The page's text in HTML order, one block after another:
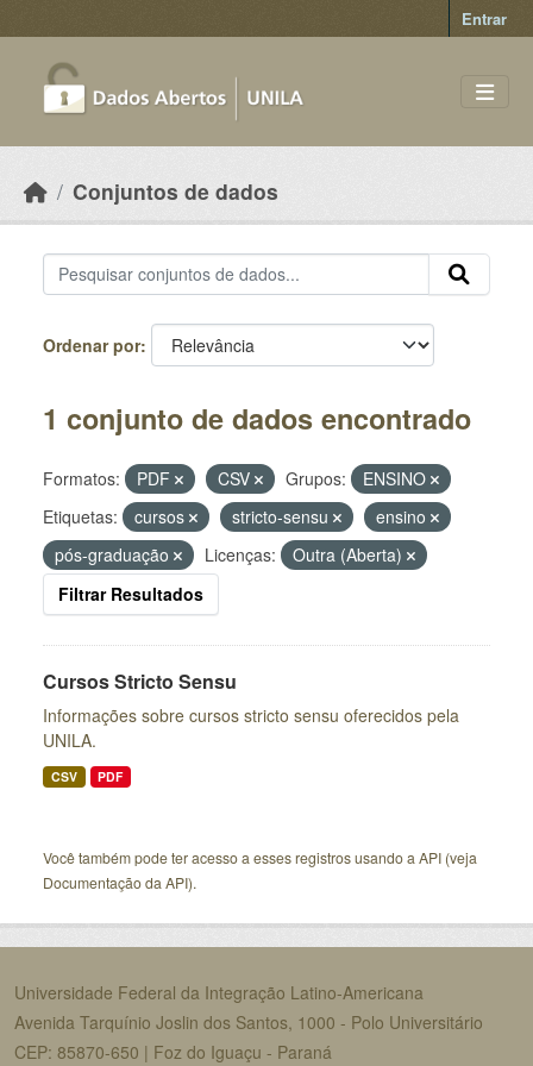
Entrar
Conjuntos de dados
Ordenar por
1 conjunto de dados encontrado
Formatos: PDF CSV Grupos:
ENSINO
Etiquetas:
cursos stricto-sensu
ensino
pós-graduação
Licenças:
Outra (Aberta)
Filtrar Resultados
Cursos Stricto Sensu
Informações sobre cursos stricto sensu oferecidos pela
UNILA.
CSV PDF
Você também pode ter acesso a esses registros usando a API (veja
Documentação da API).
Universidade Federal da Integração Latino-Americana
Avenida Tarquínio Joslin dos Santos, 1000 - Polo Universitário
CEP: 85870-650 | Foz do Iguaçu - Paraná